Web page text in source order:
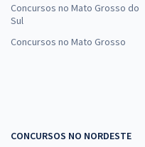
Concursos no Mato Grosso do
Sul
Concursos no Mato Grosso
CONCURSOS NO NORDESTE